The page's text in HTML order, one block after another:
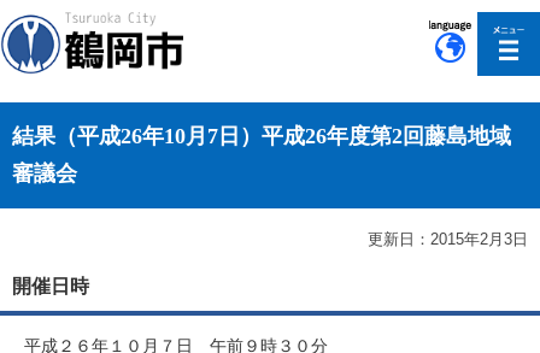
結果（平成26年10月7日）平成26年度第2回藤島地域
審議会
更新日：2015年2月3日
開催日時
平成２６年１０月７日 午前９時３０分